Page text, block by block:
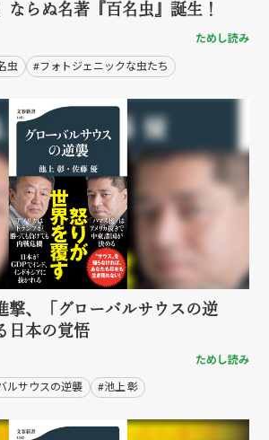
ならぬ名著『百名虫』誕生！
ためし読み
虫 #フォトジェニックな虫たち
撃、「グローバルサウスの逆
日本の覚悟
ためし読み
ルサウスの逆襲 #池上 彰